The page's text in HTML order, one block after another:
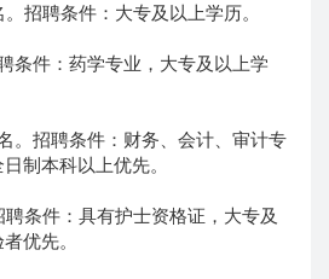
招聘条件：大专及以上学历。
条件：药学专业，大专及以上学
。招聘条件：财务、会计、审计专
制本科以上优先。
条件：具有护士资格证，大专及
优先。